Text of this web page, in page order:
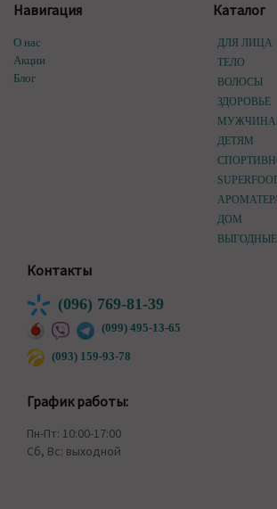
Навигация
О нас
Акции
Блог
Каталог
ДЛЯ ЛИЦА
ТЕЛО
ВОЛОСЫ
ЗДОРОВЬЕ
ДЕТЯМ
ДОМ
Контакты
(096) 769-81-39
(099) 495-13-65
(093) 159-93-78
График работы:
Пн-Пт: 10:00-17:00
Сб, Вс: выходной